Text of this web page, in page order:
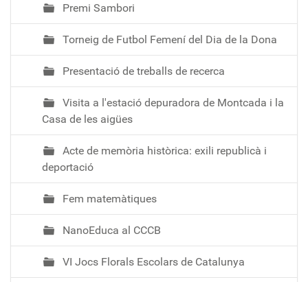
Premi Sambori
Torneig de Futbol Femení del Dia de la Dona
Presentació de treballs de recerca
Visita a l'estació depuradora de Montcada i la
Casa de les aigües
Acte de memòria històrica: exili republicà i
deportació
Fem matemàtiques
NanoEduca al CCCB
VI Jocs Florals Escolars de Catalunya